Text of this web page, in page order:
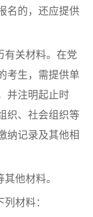
名的，还应提供
有关材料。在党
考生，需提供单
并注明起止时
织、社会组织等
纳记录及其他相
他材料。
材料：